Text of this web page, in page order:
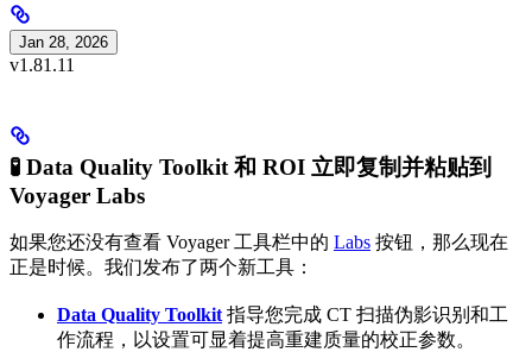
Jan 28, 2026
v1.81.11
🧪 Data Quality Toolkit 和 ROI 立即复制并粘贴到
Voyager Labs
如果您还没有查看 Voyager 工具栏中的 Labs 按钮，那么现在
正是时候。我们发布了两个新工具：
Data Quality Toolkit 指导您完成 CT 扫描伪影识别和工
作流程，以设置可显着提高重建质量的校正参数。